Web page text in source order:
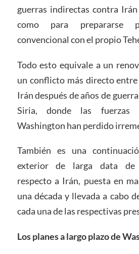
guerras indirectas contra
como para prepararse
convencional con el propio
Todo esto equivale a un
un conflicto más directo
Irán después de años de
Siria, donde las fuerzas
Washington han perdido
También es una
exterior de larga data de
respecto a Irán, puesta en
una década y llevada a cabo
cada una de las respectivas
Los planes a largo plazo de